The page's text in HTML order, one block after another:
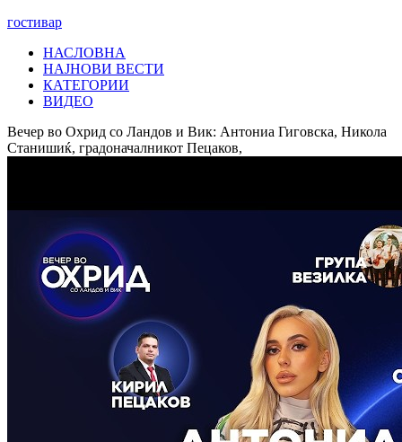
гостивар
НАСЛОВНА
НАЈНОВИ ВЕСТИ
КАТЕГОРИИ
ВИДЕО
Вечер во Охрид со Ландов и Вик: Антониа Гиговска, Никола
Станишиќ, градоначалникот Пецаков,